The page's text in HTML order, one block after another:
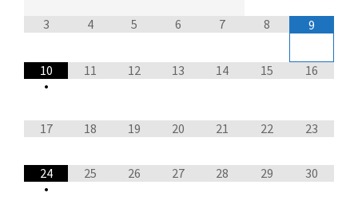
3 4 5 6 7 8 9
10
•
11 12 13 14 15 16
17 18 19 20 21 22 23
24
•
25 26 27 28 29 30